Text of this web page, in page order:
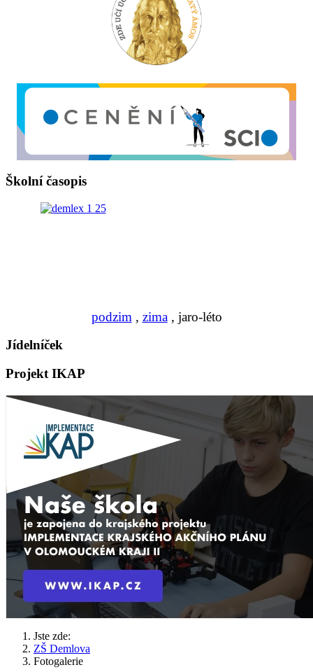
Školní časopis
podzim , zima, jaro-léto
Jídelníček
Projekt IKAP
Jste zde:
ZŠ Demlova
Fotogalerie